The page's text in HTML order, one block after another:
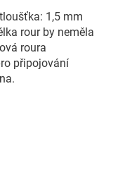
1,5 mm
rour by neměla
roura
připojování